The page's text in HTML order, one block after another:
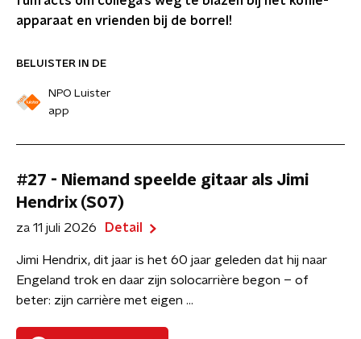
apparaat en vrienden bij de borrel!
BELUISTER IN DE
NPO Luister
app
#27 - Niemand speelde gitaar als Jimi
Hendrix (S07)
za 11 juli 2026 Detail
Jimi Hendrix, dit jaar is het 60 jaar geleden dat hij naar
Engeland trok en daar zijn solocarrière begon – of
beter: zijn carrière met eigen ...